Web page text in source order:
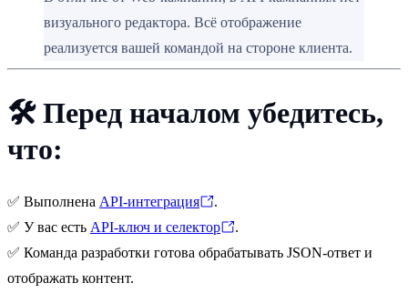
визуального редактора. Всё отображение
реализуется вашей командой на стороне клиента.
🛠 Перед началом убедитесь,
что:
✅ Выполнена API-интеграция
.
✅ У вас есть API-ключ и селектор
.
✅ Команда разработки готова обрабатывать JSON-ответ и
отображать контент.